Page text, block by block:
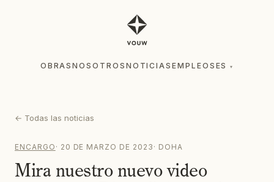
OBRASNOSOTROS NOTICIASEMPLEOS ES ▾
← Todas las noticias
ENCARGO · 20 DE MARZO DE 2023 · DOHA
Mira nuestro nuevo video